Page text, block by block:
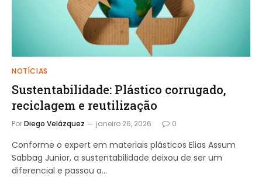
NOTÍCIAS
Sustentabilidade: Plástico corrugado,
reciclagem e reutilização
PorDiego Velázquez janeiro 26, 2026 0
Conforme o expert em materiais plásticos Elias Assum
Sabbag Junior, a sustentabilidade deixou de ser um
diferencial e passou a…